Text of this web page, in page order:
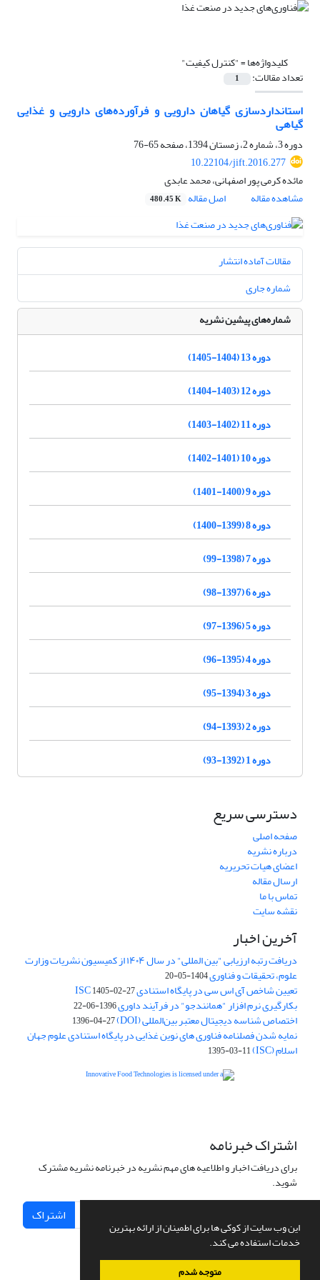
این وب سایت از کوکی ها برای اطمینان از ارائه بهترین
خدمات استفاده می کند.
متوجه شدم
کلیدواژه‌ها ="کنترل کیفیت"
تعداد مقالات: 1
استانداردسازی گیاهان دارویی و فرآورده‌های دارویی و غذایی
گیاهی
دوره 3، شماره 2، زمستان 1394، صفحه
65-76
10.22104/jift.2016.277
مائده کرمی پور اصفهانی، محمد عابدی
مشاهده مقاله
اصل مقاله 480.45 K
مقالات آماده انتشار
شماره جاری
شماره‌های پیشین نشریه
دوره 13 (1404-1405)
دوره 12 (1403-1404)
دوره 11 (1402-1403)
دوره 10 (1401-1402)
دوره 9 (1400-1401)
دوره 8 (1399-1400)
دوره 7 (1398-99)
دوره 6 (1397-98)
دوره 5 (1396-97)
دوره 4 (1395-96)
دوره 3 (1394-95)
دوره 2 (1393-94)
دوره 1 (1392-93)
دسترسی سریع
صفحه اصلی
درباره نشریه
اعضای هیات تحریریه
ارسال مقاله
تماس با ما
نقشه سایت
آخرین اخبار
دریافت رتبه ارزیابی "بین المللی" در سال ۱۴۰۴ از کمیسیون نشریات وزارت
علوم، تحقیقات و فناوری1404-05-20
تعیین شاخص آی اس سی در پایگاه استنادی ISC1405-02-27
بکارگیری نرم افزار "همانندجو" در فرآیند داوری1396-06-22
اختصاص شناسه دیجیتال معتبر بین‌المللی (DOI) 1396-04-27
نمایه شدن فصلنامه فناوری های نوین غذایی در پایگاه استنادی علوم جهان
اسلام (ISC) 1395-03-11
اشتراک خبرنامه
برای دریافت اخبار و اطلاعیه های مهم نشریه در خبرنامه نشریه مشترک
شوید.
اشتراک